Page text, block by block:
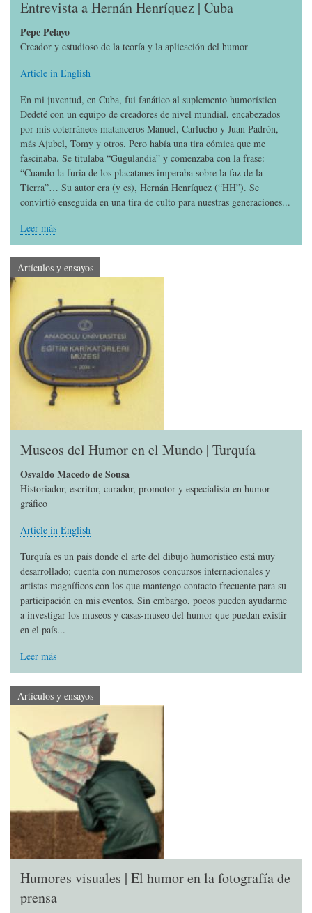
Entrevista a Hernán Henríquez | Cuba
Pepe Pelayo
Creador y estudioso de la teoría y la aplicación del humor
Article in English
En mi juventud, en Cuba, fui fanático al suplemento humorístico
Dedeté con un equipo de creadores de nivel mundial, encabezados
por mis coterráneos matanceros Manuel, Carlucho y Juan Padrón,
más Ajubel, Tomy y otros. Pero había una tira cómica que me
fascinaba. Se titulaba “Gugulandia” y comenzaba con la frase:
“Cuando la furia de los placatanes imperaba sobre la faz de la
Tierra”… Su autor era (y es), Hernán Henríquez (“HH”). Se
convirtió enseguida en una tira de culto para nuestras generaciones...
Leer más
Artículos y ensayos
Museos del Humor en el Mundo | Turquía
Osvaldo Macedo de Sousa
Historiador, escritor, curador, promotor y especialista en humor
gráfico
Article in English
Turquía es un país donde el arte del dibujo humorístico está muy
desarrollado; cuenta con numerosos concursos internacionales y
artistas magníficos con los que mantengo contacto frecuente para su
participación en mis eventos. Sin embargo, pocos pueden ayudarme
a investigar los museos y casas-museo del humor que puedan existir
en el país...
Leer más
Artículos y ensayos
Humores visuales | El humor en la fotografía de
prensa